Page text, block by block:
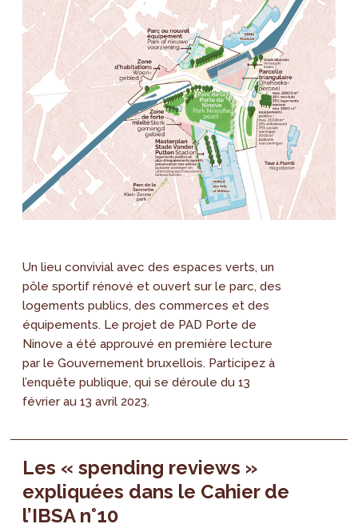
Un lieu convivial avec des espaces verts, un
pôle sportif rénové et ouvert sur le parc, des
logements publics, des commerces et des
équipements. Le projet de PAD Porte de
Ninove a été approuvé en première lecture
par le Gouvernement bruxellois. Participez à
l’enquête publique, qui se déroule du 13
février au 13 avril 2023.
Les « spending reviews »
expliquées dans le Cahier de
l’IBSA n°10